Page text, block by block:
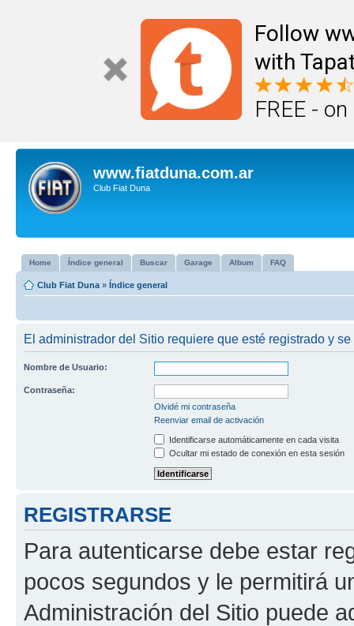
Follow
with
FREE -
www.fiatduna.com.ar
Club Fiat Duna
Home Índice general Buscar Garage Album FAQ
Club Fiat Duna » Índice general
El administrador del Sitio requiere que esté registrado y
Nombre de Usuario:
Contraseña:
Olvidé mi contraseña
Reenviar email de activación
Identificarse automáticamente en cada visita
Ocultar mi estado de conexión en esta sesión
REGISTRARSE
Para autenticarse debe estar
pocos segundos y le permitirá
Administración del Sitio puede